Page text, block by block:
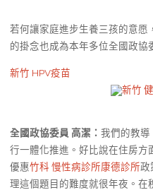
若何讓家庭進步生養三孩的意愿
的掛念也成為本年多位全國政協
新竹 HPV疫苗
新竹
全國政協委員 高潔： 我們的教導
行一體化推進。好比說在住房方
優惠竹科 慢性病診所康德診所政
理這個題目的難度就很年夜。在